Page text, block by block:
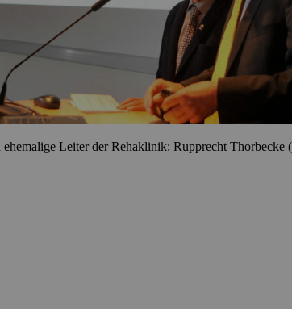
ehemalige Leiter der Rehaklinik: Rupprecht Thorbecke